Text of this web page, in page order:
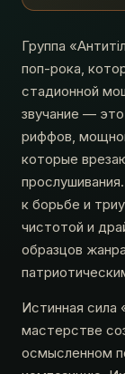
Группа
поп-рока,
стадионной
звучание —
риффов,
которые
к борьбе и
чистотой и
образцов
Истинная сила
мастерстве
осмысленном